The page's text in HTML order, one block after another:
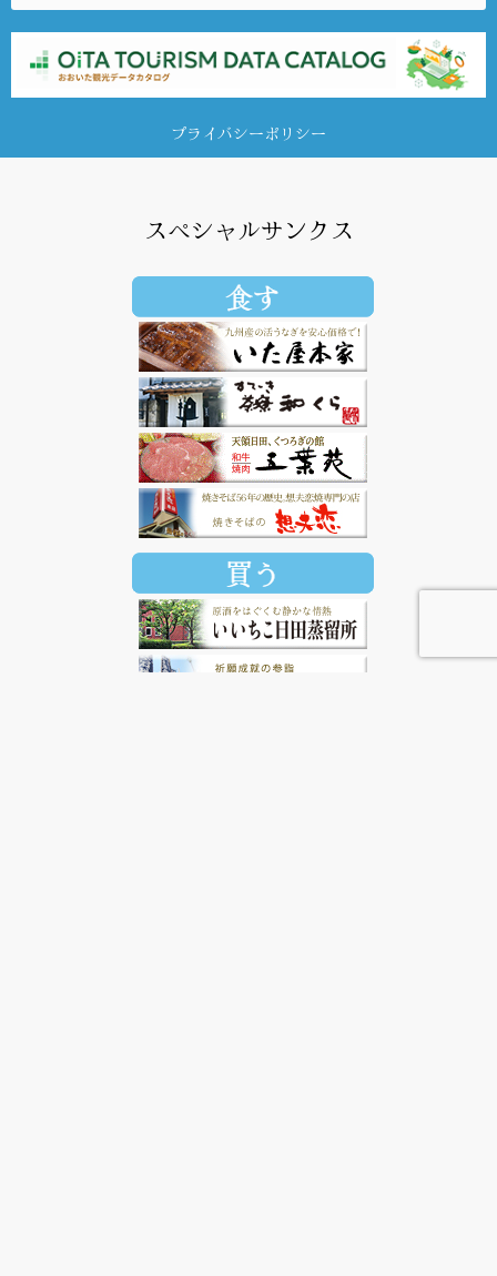
プライバシーポリシー
スペシャルサンクス